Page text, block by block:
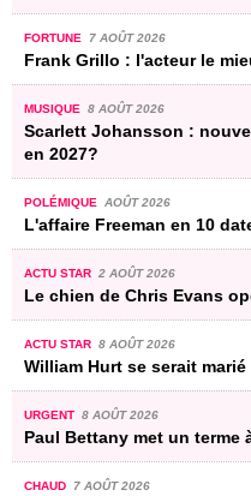
FORTUNE 7 AOÛT 2026
Frank Grillo : l'acteur le
MUSIQUE 8 AOÛT 2026
Scarlett Johansson :
en 2027?
POLÉMIQUE AOÛT 2026
L'affaire Freeman en 10
ACTU STAR 2 AOÛT 2026
Le chien de Chris Evans
ACTU STAR 8 AOÛT 2026
William Hurt se serait marié
URGENT 8 AOÛT 2026
Paul Bettany met un terme
CHAUD 7 AOÛT 2026